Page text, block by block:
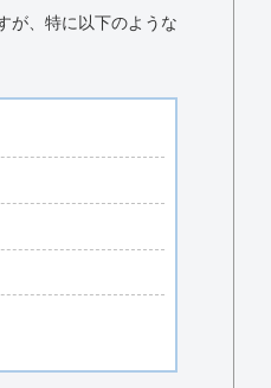
が、特に以下のような